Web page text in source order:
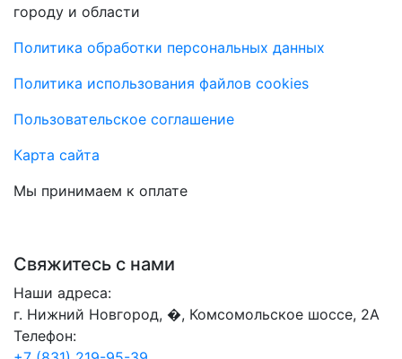
городу и области
Политика обработки персональных данных
Политика использования файлов cookies
Пользовательское соглашение
Карта сайта
Мы принимаем к оплате
Свяжитесь с нами
Наши адреса:
г. Нижний Новгород, �, Комсомольское шоссе, 2А
Телефон: